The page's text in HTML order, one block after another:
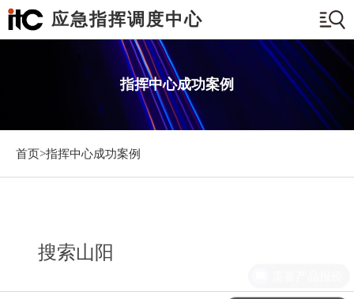
应急指挥调度中心
指挥中心成功案例
首页>指挥中心成功案例
搜索山阳